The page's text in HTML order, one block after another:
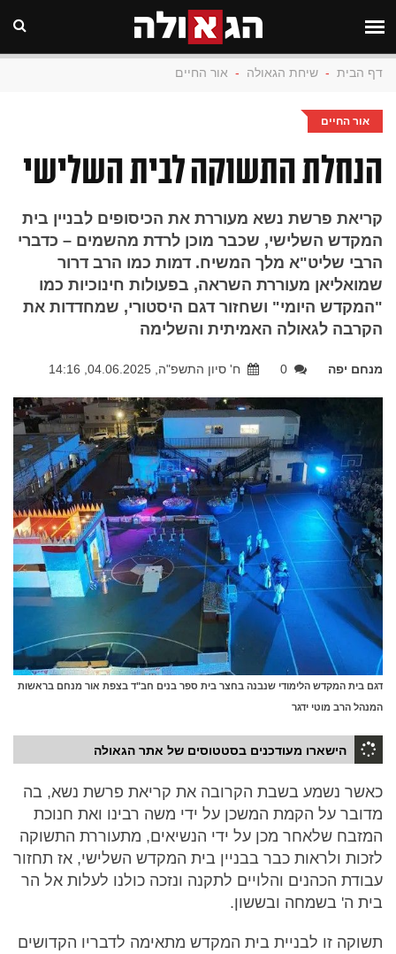
דף הבית - שיחת הגאולה - אור החיים
אור החיים
הנחלת התשוקה לבית השלישי
קריאת פרשת נשא מעוררת את הכיסופים לבניין בית
המקדש השלישי, שכבר מוכן לרדת מהשמים – כדברי
הרבי שליט"א מלך המשיח. דמות כמו הרב דרור
שמואליאן מעוררת השראה, בפעולות חינוכיות כמו
"המקדש היומי" ושחזור דגם היסטורי, שמחדדות את
הקרבה לגאולה האמיתית והשלימה
מנחם יפה 0 ח' סיון התשפ"ה, 04.06.2025, 14:16
דגם בית המקדש הלימודי שנבנה בחצר בית ספר בנים חב"ד בצפת אור מנחם בראשות
המנהל הרב מוטי ידגר
הישארו מעודכנים בסטטוסים של אתר הגאולה
כאשר נשמע בשבת הקרובה את קריאת פרשת נשא, בה
מדובר על הקמת המשכן על ידי משה רבינו ואת חנוכת
המזבח שלאחר מכן על ידי הנשיאים, מתעוררת התשוקה
לזכות ולראות כבר בבניין בית המקדש השלישי, אז תחזור
עבודת הכהנים והלויים לתקנה ונזכה כולנו לעלות אל הר
בית ה' בשמחה ובששון.
תשוקה זו לבניית בית המקדש מתאימה לדבריו הקדושים